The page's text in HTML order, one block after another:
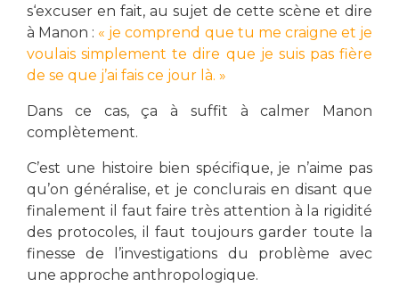
s‘excuser en fait, au sujet de cette scène et dire
à Manon : « je comprend que tu me craigne et je
voulais simplement te dire que je suis pas fière
de se que j’ai fais ce jour là. »
Dans ce cas, ça à suffit à calmer Manon
complètement.
C’est une histoire bien spécifique, je n’aime pas
qu’on généralise, et je conclurais en disant que
finalement il faut faire très attention à la rigidité
des protocoles, il faut toujours garder toute la
finesse de l’investigations du problème avec
une approche anthropologique.